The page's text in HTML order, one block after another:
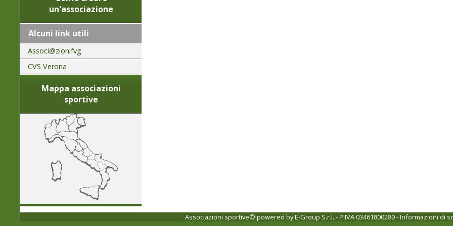
un'associazione
Alcuni link utili
Associ@zionifvg
CVS Verona
Mappa associazioni
sportive
Associazioni sportive© powered byE-Group S.r.l. - P.IVA 03461800280-Informazioni di